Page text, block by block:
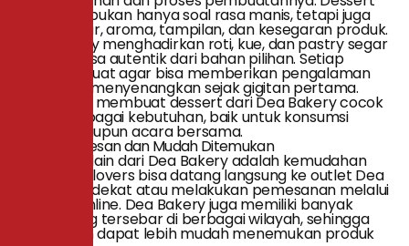
yang baik bukan hanya soal rasa manis, tetapi juga
soal tekstur, aroma, tampilan, dan kesegaran produk.
Dea Bakery menghadirkan roti, kue, dan pastry segar
dengan rasa autentik dari bahan pilihan. Setiap
produk dibuat agar bisa memberikan pengalaman
rasa yang menyenangkan sejak gigitan pertama.
Inilah yang membuat dessert dari Dea Bakery cocok
untuk berbagai kebutuhan, baik untuk konsumsi
pribadi maupun acara bersama.
Mudah Dipesan dan Mudah Ditemukan
Kelebihan lain dari Dea Bakery adalah kemudahan
akses. Dealovers bisa datang langsung ke outlet Dea
Bakery terdekat atau melakukan pemesanan melalui
layanan online. Dea Bakery juga memiliki banyak
outlet yang tersebar di berbagai wilayah, sehingga
pelanggan dapat lebih mudah menemukan produk